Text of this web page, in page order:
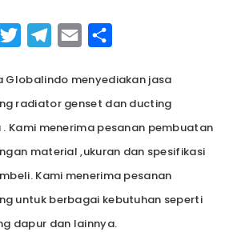
FacebookTwitterTelegram
Email
Globalindo menyediakan jasa
radiator genset dan ducting
Kami menerima pesanan pembuatan
material ,ukuran dan spesifikasi
Kami menerima pesanan
untuk berbagai kebutuhan seperti
dapur dan lainnya.